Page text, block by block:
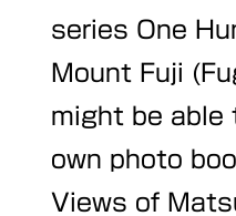
series One
Mount Fuji
might be able
own photo
Views of